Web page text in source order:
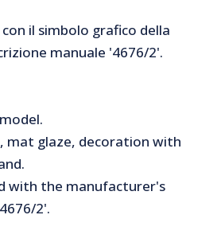
il simbolo grafico della
manuale '4676/2'.
mat glaze, decoration with
with the manufacturer's
2'.